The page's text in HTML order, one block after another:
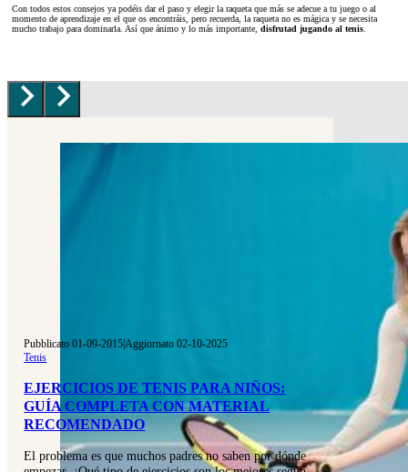
Con todos estos consejos ya podéis dar el paso y elegir la raqueta que más se adecue a tu juego o al
momento de aprendizaje en el que os encontráis, pero recuerda, la raqueta no es mágica y se necesita
mucho trabajo para dominarla. Así que ánimo y lo más importante, disfrutad jugando al tenis
Pubblicato 01-09-2015|Aggiornato 02-10-2025
Tenis
EJERCICIOS DE TENIS PARA NIÑOS:
GUÍA COMPLETA CON MATERIAL
RECOMENDADO
El problema es que muchos padres no saben por dónde